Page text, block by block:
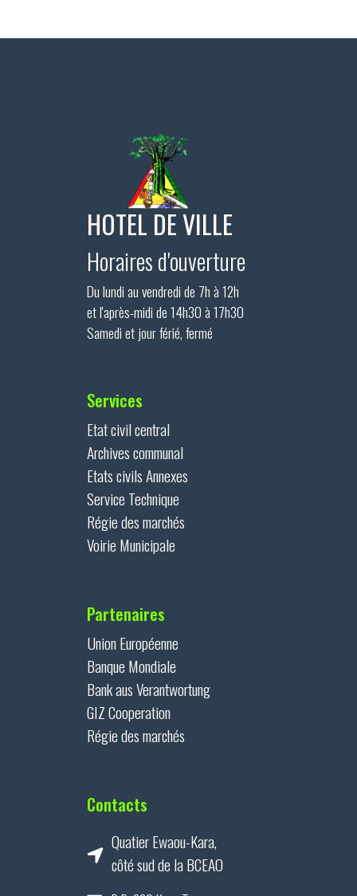
HOTEL DE VILLE
Horaires d'ouverture
Du lundi au vendredi de 7h à 12h
et l'après-midi de 14h30 à 17h30
Samedi et jour férié, fermé
Services
Etat civil central
Archives communal
Etats civils Annexes
Service Technique
Régie des marchés
Voirie Municipale
Partenaires
Union Européenne
Banque Mondiale
Bank aus Verantwortung
GIZ Cooperation
Régie des marchés
Contacts
Quatier Ewaou-Kara,
côté sud de la BCEAO